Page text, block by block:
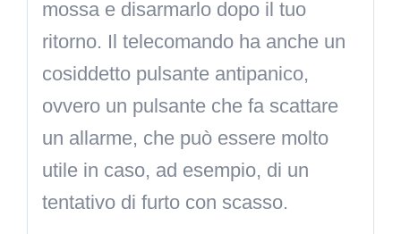
mossa e disarmarlo dopo il tuo
ritorno. Il telecomando ha anche un
cosiddetto pulsante antipanico,
ovvero un pulsante che fa scattare
un allarme, che può essere molto
utile in caso, ad esempio, di un
tentativo di furto con scasso.